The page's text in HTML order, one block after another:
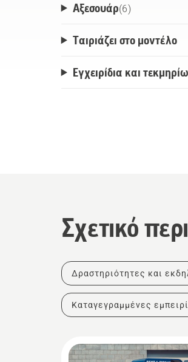
Αξεσουάρ(6)
Ταιριάζει στο μοντέλο
Εγχειρίδια και
Σχετικό
Δραστηριότητες και
Καταγεγραμμένες